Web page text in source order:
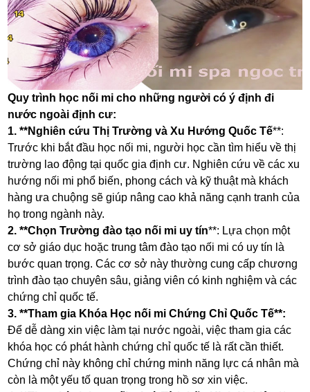
Quy trình học nối mi cho những người có ý định đi
nước ngoài định cư:
1. **Nghiên cứu Thị Trường và Xu Hướng Quốc Tế**:
Trước khi bắt đầu học nối mi, người học cần tìm hiểu về thị
trường lao động tại quốc gia định cư. Nghiên cứu về các xu
hướng nối mi phổ biến, phong cách và kỹ thuật mà khách
hàng ưa chuộng sẽ giúp nâng cao khả năng cạnh tranh của
họ trong ngành này.
2. **Chọn Trường đào tạo nối mi uy tín**: Lựa chọn một
cơ sở giáo dục hoặc trung tâm đào tạo nối mi có uy tín là
bước quan trọng. Các cơ sở này thường cung cấp chương
trình đào tạo chuyên sâu, giảng viên có kinh nghiệm và các
chứng chỉ quốc tế.
3. **Tham gia Khóa Học nối mi Chứng Chỉ Quốc Tế**:
Để dễ dàng xin việc làm tại nước ngoài, việc tham gia các
khóa học có phát hành chứng chỉ quốc tế là rất cần thiết.
Chứng chỉ này không chỉ chứng minh năng lực cá nhân mà
còn là một yếu tố quan trọng trong hồ sơ xin việc.